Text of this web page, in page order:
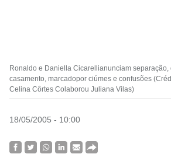
Ronaldo e Daniella Cicarellianunciam separação,
casamento, marcadopor ciúmes e confusões
Celina Côrtes Colaborou Juliana Vilas)
18/05/2005 - 10:00